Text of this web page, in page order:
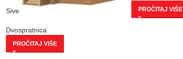
Sive
Dvospratnica
PROČITAJ VIŠE
PROČITAJ VIŠE